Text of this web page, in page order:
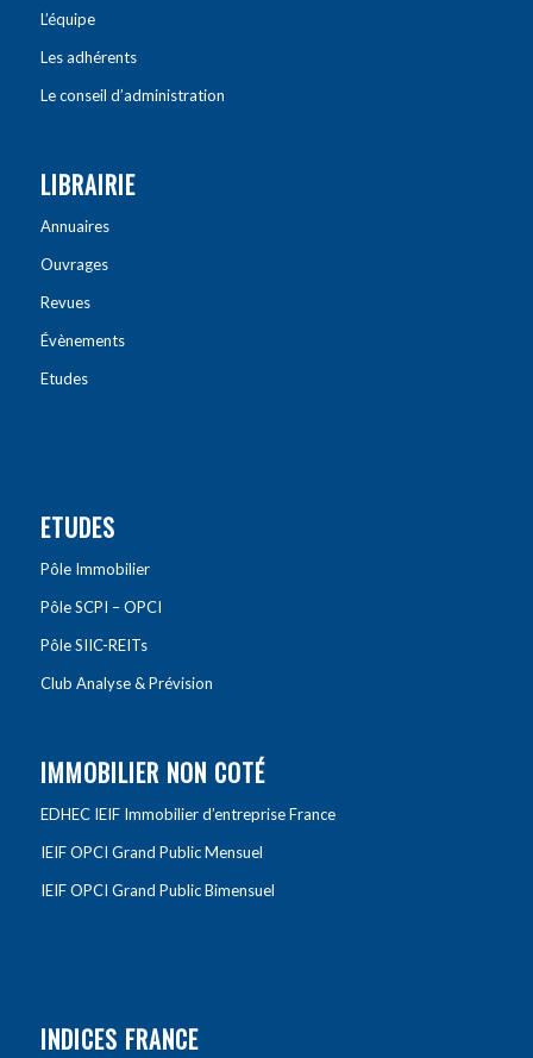
L’équipe
Les adhérents
Le conseil d’administration
LIBRAIRIE
Annuaires
Ouvrages
Revues
Évènements
Etudes
ETUDES
Pôle Immobilier
Pôle SCPI – OPCI
Pôle SIIC-REITs
Club Analyse & Prévision
IMMOBILIER NON COTÉ
EDHEC IEIF Immobilier d’entreprise France
IEIF OPCI Grand Public Mensuel
IEIF OPCI Grand Public Bimensuel
INDICES FRANCE